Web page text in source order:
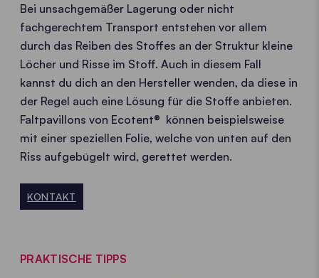
Bei unsachgemäßer Lagerung oder nicht
fachgerechtem Transport entstehen vor allem
durch das Reiben des Stoffes an der Struktur kleine
Löcher und Risse im Stoff. Auch in diesem Fall
kannst du dich an den Hersteller wenden, da diese in
der Regel auch eine Lösung für die Stoffe anbieten.
Faltpavillons von Ecotent® können beispielsweise
mit einer speziellen Folie, welche von unten auf den
Riss aufgebügelt wird, gerettet werden.
KONTAKT
PRAKTISCHE TIPPS